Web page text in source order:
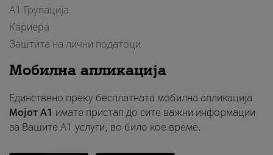
А1 Групација
Кариера
Заштита на лични податоци
Мобилна апликација
Единствено преку бесплатната мобилна апликација
Мојот A1 имате пристап до сите важни информации
за Вашите A1 услуги, во било кое време.